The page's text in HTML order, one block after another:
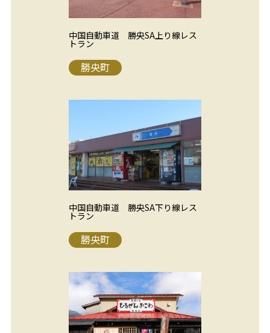
中国自動車道 勝央SA上り線レス
トラン
勝央町
中国自動車道 勝央SA下り線レス
トラン
勝央町